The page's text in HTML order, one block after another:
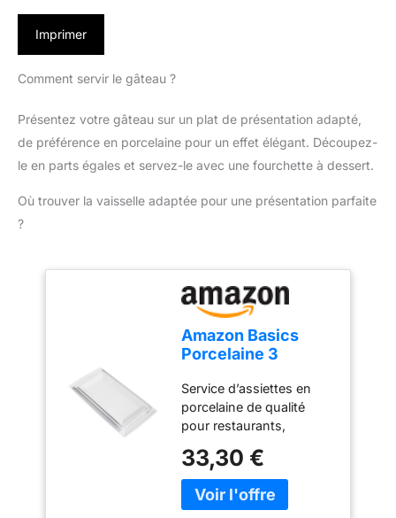
Imprimer
Comment servir le gâteau ?
Présentez votre gâteau sur un plat de présentation adapté,
de préférence en porcelaine pour un effet élégant. Découpez-
le en parts égales et servez-le avec une fourchette à dessert.
Où trouver la vaisselle adaptée pour une présentation parfaite
?
Amazon Basics
Porcelaine 3
plateau apéritif,
dîner, dessert,
33.02 cm,28 cm,
26 cm, Blanc
Service d’assiettes en
porcelaine de qualité
pour restaurants,
utilisation quotidienne
sans plomb, résistent à
des températures allant
33,30 €